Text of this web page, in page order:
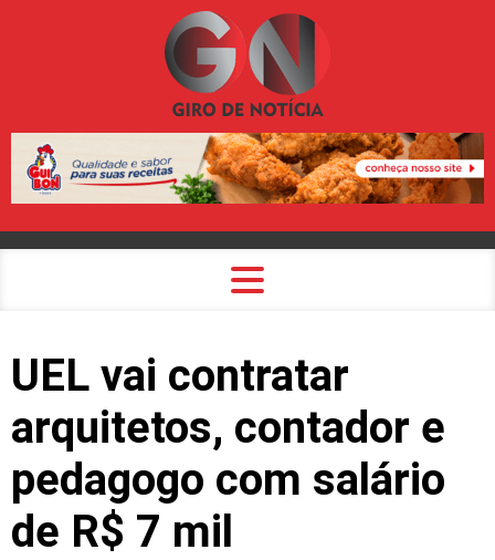
UEL vai contratar
arquitetos, contador e
pedagogo com salário
de R$ 7 mil